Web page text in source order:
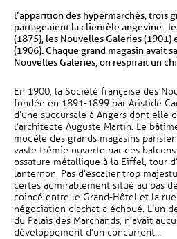
l’apparition des hypermarchés, trois
partageaient la clientèle angevine : le
(1875), les Nouvelles Galeries (1901)
(1906). Chaque grand magasin avait
Nouvelles Galeries, on respirait un
En 1900, la Société française des
fondée en 1891-1899 par Aristide
d’une succursale à Angers dont elle
l’architecte Auguste Martin. Le
modèle des grands magasins
vaste trémie ouverte par des
ossature métallique à la Eiffel, tour
lanternon. Pas d’escalier trop
certes admirablement situé au bas
coincé entre le Grand-Hôtel et la
négociation d’achat a échoué. L’un
du Palais des Marchands, n’avait
développement d’un concurrent…